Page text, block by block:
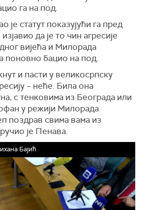
га на под.
је статут показујући га пред
да је то чин агресије
вијећа и Милорада
поновно бацио на под.
и пасти у великосрпску
– неће. Била она
с тенковима из Београда или
у режији Милорада
поздрав свима вама из
је Пенава.
Бајић